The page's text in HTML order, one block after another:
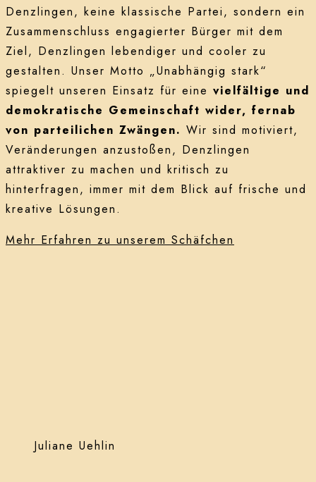
Denzlingen, keine klassische Partei, sondern ein
Zusammenschluss engagierter Bürger mit dem
Ziel, Denzlingen lebendiger und cooler zu
gestalten. Unser Motto „Unabhängig stark“
spiegelt unseren Einsatz für eine vielfältige und
demokratische Gemeinschaft wider, fernab
von parteilichen Zwängen. Wir sind motiviert,
Veränderungen anzustoßen, Denzlingen
attraktiver zu machen und kritisch zu
hinterfragen, immer mit dem Blick auf frische und
kreative Lösungen.
Mehr Erfahren zu unserem Schäfchen
Juliane Uehlin